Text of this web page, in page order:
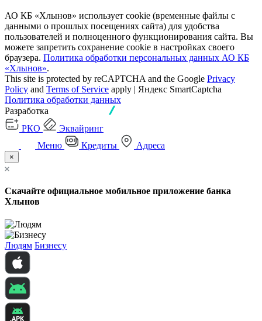
АО КБ «Хлынов» использует cookie (временные файлы с
данными о прошлых посещениях сайта) для удобства
пользователей и полноценного функционирования сайта. Вы
можете запретить сохранение cookie в настройках своего
браузера. Политика обработки персональных данных АО КБ
«Хлынов».
This site is protected by reCAPTCHA and the Google Privacy
Policy and Terms of Service apply | Яндекс SmartCaptcha
Политика обработки данных
Разработка
РКО
Эквайринг
Меню
Кредиты Адреса
×
Скачайте официальное мобильное приложение банка
Хлынов
Людям Бизнесу